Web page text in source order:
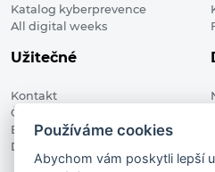
Katalog kyberprevence
All digital weeks
Užitečné
Kontakt
Členské organizace
Blog
Digitalizace ve vzdělávání
Používáme cookies
Abychom vám poskytli lepší